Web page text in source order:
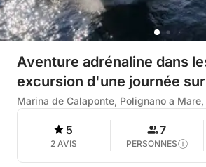
Aventure adrénaline dans
excursion d'une journée
Marina de Calaponte, Polignano a
5
2 AVIS
7
PERSONNES